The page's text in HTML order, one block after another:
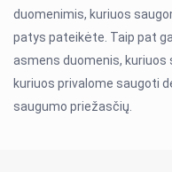
duomenimis, kuriuos
patys pateikėte. Taip pat
asmens duomenis, kuriuos
kuriuos privalome saugoti
saugumo priežasčių.